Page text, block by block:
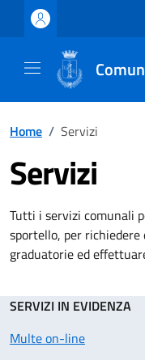
Vai ai contenuti
Vai al footer
Home / Servizi
Servizi
Tutti i servizi comunali
sportello, per
graduatorie ed
SERVIZI IN EVIDENZA
Multe on-line